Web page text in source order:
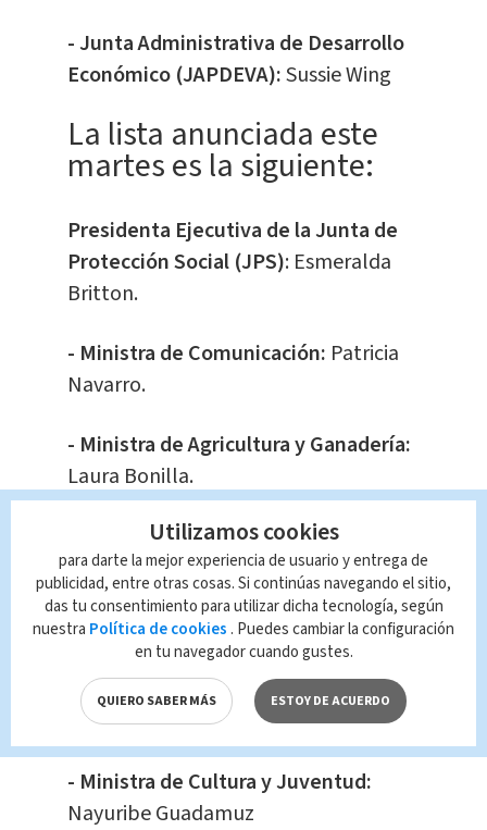
- Junta Administrativa de Desarrollo
Económico (JAPDEVA):Sussie Wing
La lista anunciada este
martes es la siguiente:
Presidenta Ejecutiva de la Junta de
Protección Social (JPS): Esmeralda
Britton.
- Ministra de Comunicación: Patricia
Navarro.
- Ministra de Agricultura y Ganadería:
Laura Bonilla.
Presidente de Instituto
Costarricense de Ferrocarriles
(INCOFER):Mario Arce Guillén.
- Ministerio de Ciencia, Innovación,
Tecnología y Telecomunicaciones
(MICITT):Carlos Enrique Alvarado
- Ministra de Cultura y Juventud:
Nayuribe Guadamuz
Utilizamos cookies
para darte la mejor experiencia de usuario y entrega de
publicidad, entre otras cosas. Si continúas navegando el sitio,
das tu consentimiento para utilizar dicha tecnología, según
nuestra Política de cookies . Puedes cambiar la configuración
en tu navegador cuando gustes.
QUIERO SABER MÁS ESTOY DE ACUERDO